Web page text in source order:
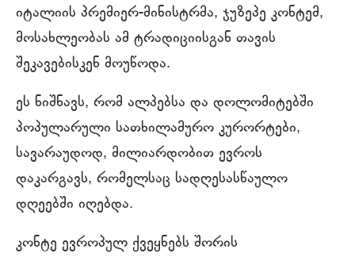
იტალიის პრემიერ-მინისტრმა, ჯუზეპე კონტემ,
მოსახლეობას ამ ტრადიციისგან თავის
შეკავებისკენ მოუწოდა.
ეს ნიშნავს, რომ ალპებსა და დოლომიტებში
პოპულარული სათხილამურო კურორტები,
სავარაუდოდ, მილიარდობით ევროს
დაკარგავს, რომელსაც სადღესასწაულო
დღეებში იღებდა.
კონტე ევროპულ ქვეყნებს შორის